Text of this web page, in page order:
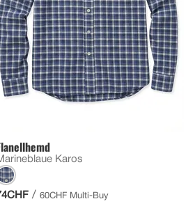
Karos
/ 60CHF Multi-Buy